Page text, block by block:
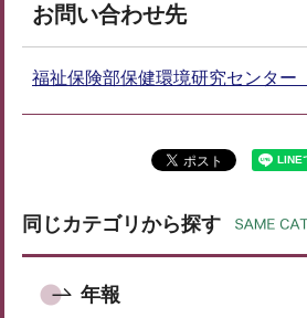
お問い合わせ先
福祉保険部保健環境研究センター
同じカテゴリから探す
年報